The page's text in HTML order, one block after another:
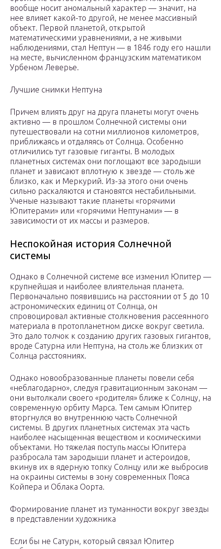
вообще носит аномальный характер — значит, на
нее влияет какой-то другой, не менее массивный
объект. Первой планетой, открытой
математическими уравнениями, а не живыми
наблюдениями, стал Нептун — в 1846 году его нашли
на месте, вычисленном французским математиком
Урбеном Леверье.
Лучшие снимки Нептуна
Причем влиять друг на друга планеты могут очень
активно — в прошлом Солнечной системы они
путешествовали на сотни миллионов километров,
приближаясь и отдаляясь от Солнца. Особенно
отличились тут газовые гиганты. В молодых
планетных системах они поглощают все зародыши
планет и зависают вплотную к звезде — столь же
близко, как и Меркурий. Из-за этого они очень
сильно раскаляются и становятся нестабильными.
Ученые называют такие планеты «горячими
Юпитерами» или «горячими Нептунами» — в
зависимости от их массы и размеров.
Неспокойная история Солнечной
системы
Однако в Солнечной системе все изменил Юпитер —
крупнейшая и наиболее влиятельная планета.
Первоначально появившись на расстоянии от 5 до 10
астрономических единиц от Солнца, он
спровоцировал активные столкновения рассеянного
материала в протопланетном диске вокруг светила.
Это дало толчок к созданию других газовых гигантов,
вроде Сатурна или Нептуна, на столь же близких от
Солнца расстояниях.
Однако новообразованные планеты повели себя
«неблагодарно», следуя гравитационным законам —
они вытолкали своего «родителя» ближе к Солнцу, на
современную орбиту Марса. Тем самым Юпитер
вторгнулся во внутреннюю часть Солнечной
системы. В других планетных системах эта часть
наиболее насыщенная веществом и космическими
объектами. Но тяжелая поступь массы Юпитера
разбросала там зародыши планет и астероидов,
вкинув их в ядерную топку Солнцу или же выбросив
на окраины системы в зону современных Пояса
Койпера и Облака Оорта.
Формирование планет из туманности вокруг звезды
в представлении художника
Если бы не Сатурн, который связал Юпитер